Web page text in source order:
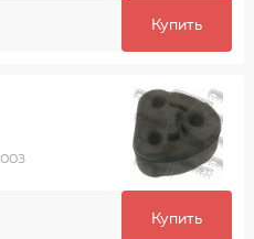
Купить
003
Купить